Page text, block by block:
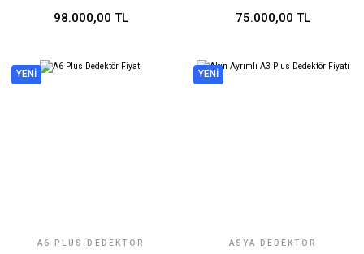
98.000,00 TL 75.000,00 TL
YENİ
A6 PLUS DEDEKTÖR
YENİ
ASYA DEDEKTÖR